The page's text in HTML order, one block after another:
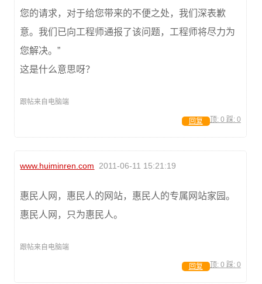
您的请求，对于给您带来的不便之处，我们深表歉
意。我们已向工程师通报了该问题，工程师将尽力为
您解决。”
这是什么意思呀？
跟帖来自电脑端
顶: 0 踩: 0
回复
www.huiminren.com 2011-06-11 15:21:19
惠民人网，惠民人的网站，惠民人的专属网站家园。
惠民人网，只为惠民人。
跟帖来自电脑端
顶: 0 踩: 0
回复